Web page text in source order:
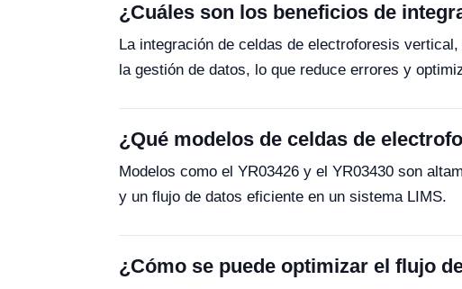
¿Cuáles son los beneficios de
La integración de celdas de electroforesis
la gestión de datos, lo que reduce errores y
¿Qué modelos de celdas de
Modelos como el YR03426 y el YR03430 son
y un flujo de datos eficiente en un sistema LIMS.
¿Cómo se puede optimizar el flujo